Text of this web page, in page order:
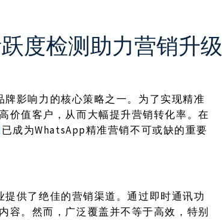
度检测助力营销升级
影响力的核心策略之一。为了实现精准
价值客户，从而大幅提升营销转化率。在
已成为WhatsApp精准营销不可或缺的重要
供了绝佳的营销渠道。通过即时通讯功
容。然而，广泛覆盖并不等于高效，特别